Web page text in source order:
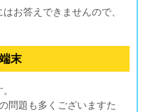
お答えできませんので、
末
問題も多くございますた